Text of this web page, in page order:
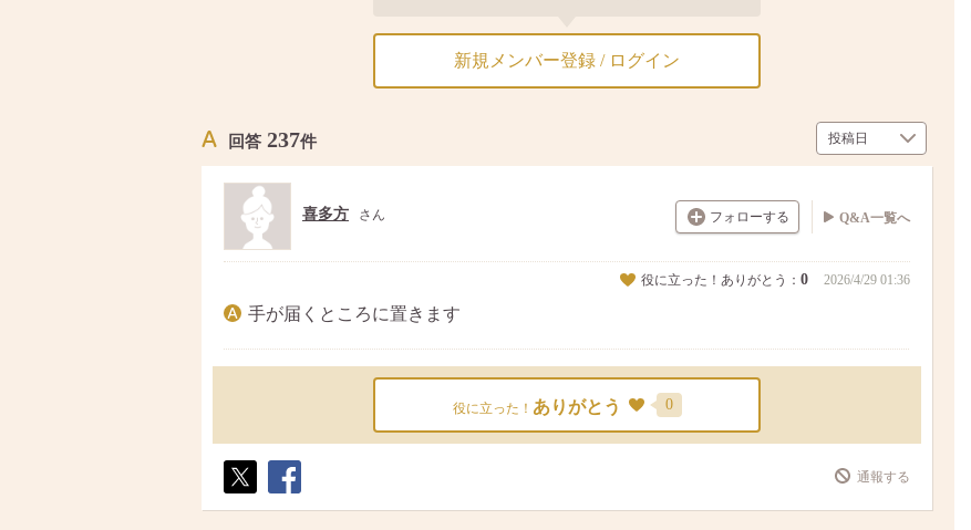
新規メンバー登録 / ログイン
回答 237件
フォローする
喜多方 さん Q&A一覧へ
役に立った！ありがとう： 0 2026/4/29 01:36
手が届くところに置きます
役に立った！ ありがとう 0
ト
ア
通報する